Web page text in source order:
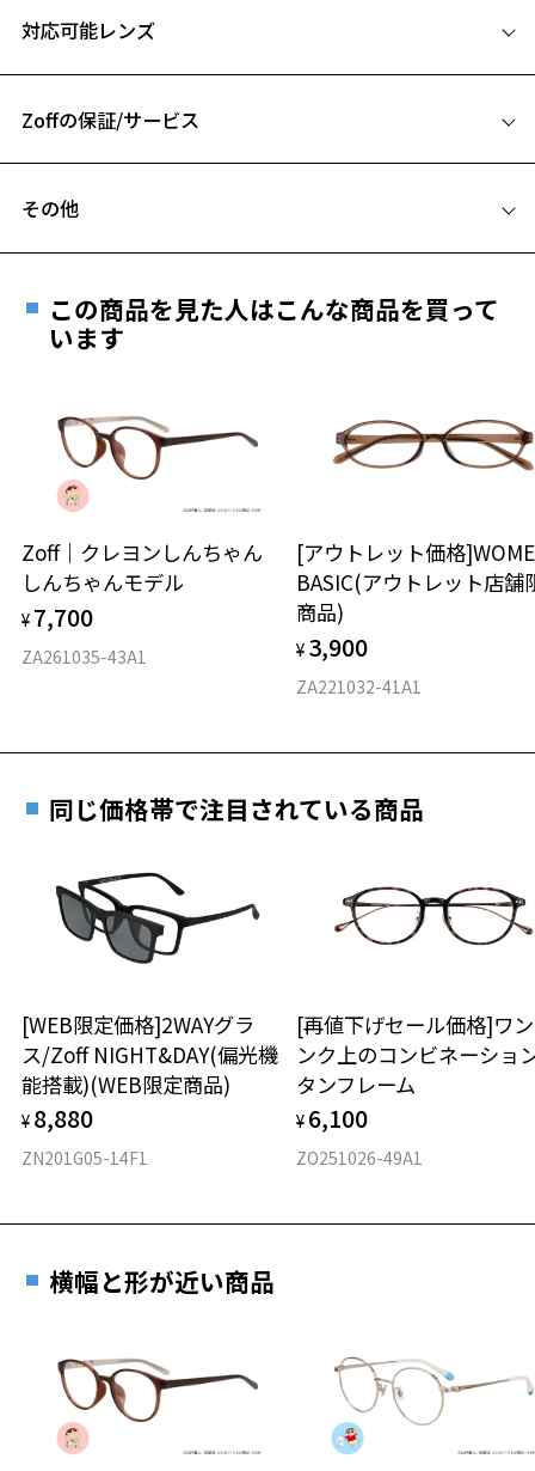
お気に入りに追加済です。
B ブリッジ(鼻部分)の横幅：19mm
仕上がり寸法
D 仕上がりの横幅：約137mm
22.9g
※着脱式サングラス：デモレンズ、アタッチメント込みの重さ
タイプ
材質
フロント素材：メタル/TPE
対応可能レンズ
フレームとレンズの合計料金を知りたい方へ
Zoffの保証/サービス
安心1 フレーム１年間品質保証
きます。
※保証期間内に交換が行われた場合、保証期間は初期の期間から
延長されません。
安心2 視力測定無料
視力の変化を早めに発見するために、定期的な視
力測定をおすすめいたします。
安心3 かかり具合調整無料
す。
その他
ご希望のお客さまは、「レンズ交換券」をお選びのうえ、
最寄りのZoff実店舗にてレンズをお買い求めください。
※サングラスやパッケージ品では「レンズ交換券」はお選び
談ください。
＜メガネの度数情報がわからない方へ＞
オンラインストアでフレームのみ購入して、
実店舗で度付きにできます
ご購入時に「レンズ交換券」をお選びいただくと、実店舗で
度数を測定のうえ、度付きレンズ（標準セットレンズ）へ無
お近くのZoff実店舗にて度数を測定いただけます（無料）。
その際は記入用紙をダウンロードしてお使いください。
この商品を見た人はこんな商品を買って
います
Zoff｜クレヨンしんちゃん
しんちゃんモデル
¥ 7,700
ZA261035-43A1
[アウトレット価格
BASIC(アウトレット店舗
商品)
¥ 3,900
ZA221032-41A1
同じ価格帯で注目されている商品
[WEB限定価格]2WAYグラ
ス/Zoff NIGHT&DAY(偏光機
能搭載)(WEB限定商品)
¥ 8,880
ZN201G05-14F1
[再値下げセール価格]ワ
ンク上のコンビネーショ
タンフレーム
¥ 6,100
ZO251026-49A1
横幅と形が近い商品